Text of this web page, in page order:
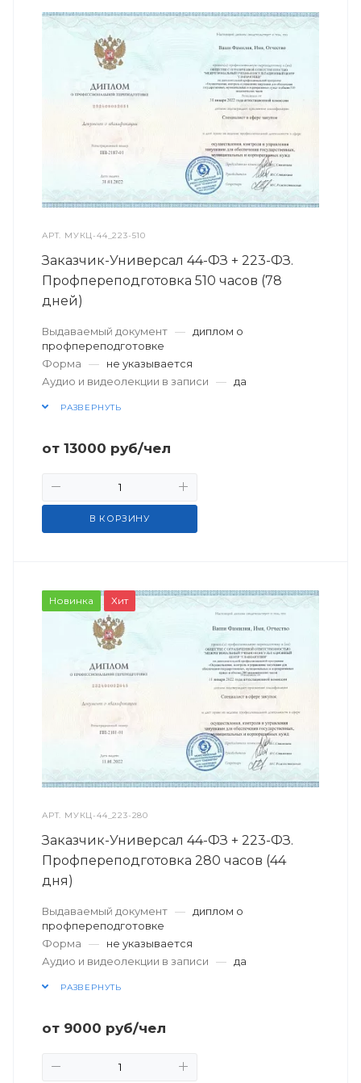
АРТ. МУКЦ-44_223-510
Заказчик-Универсал 44-ФЗ + 223-ФЗ.
Профпереподготовка 510 часов (78
дней)
Выдаваемый документ —
диплом о
профпереподготовке
Форма
—
не указывается
Аудио и видеолекции в записи
— да
РАЗВЕРНУТЬ
от 13000 руб/чел
В КОРЗИНУ
Новинка Хит
АРТ. МУКЦ-44_223-280
Заказчик-Универсал 44-ФЗ + 223-ФЗ.
Профпереподготовка 280 часов (44
дня)
Выдаваемый документ —
диплом о
профпереподготовке
Форма
—
не указывается
Аудио и видеолекции в записи
— да
РАЗВЕРНУТЬ
от 9000 руб/чел